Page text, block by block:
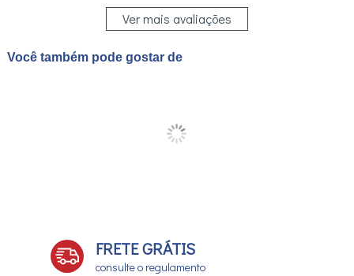
Ver mais avaliações
Você também pode gostar de
FRETE GRÁTIS
consulte o regulamento